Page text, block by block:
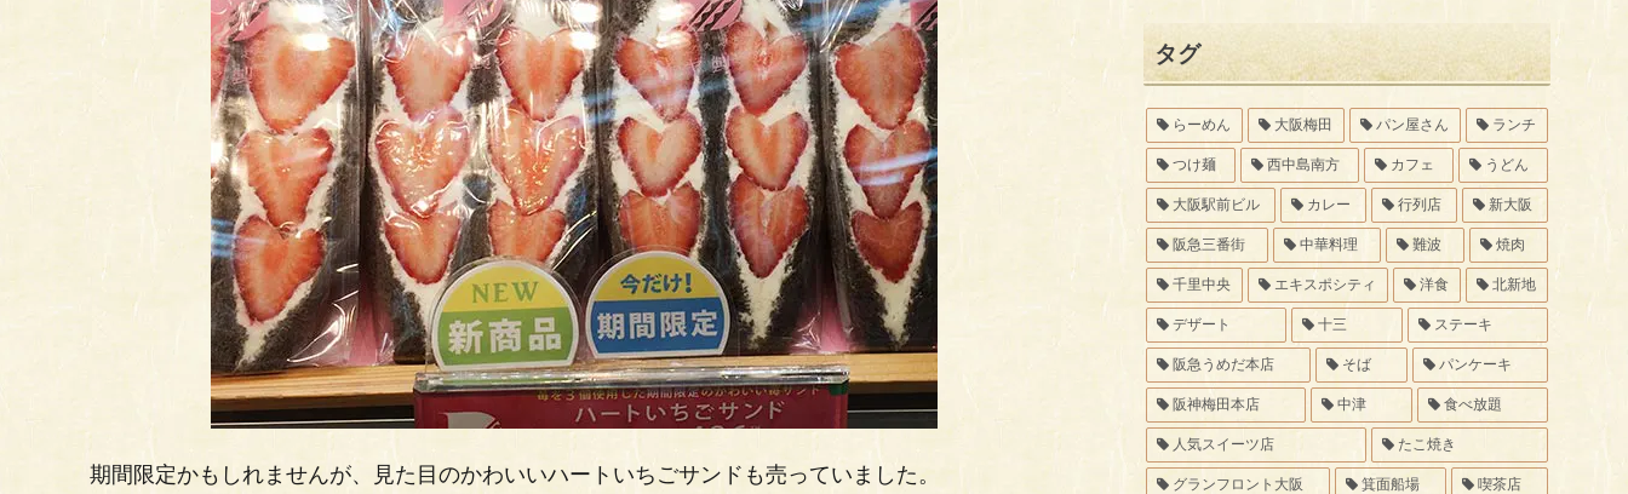
期間限定かもしれませんが、見た目のかわいいハートいちごサンドも売っていました。
タグ
らーめん 大阪梅田 パン屋さん ランチ
つけ麺 西中島南方 カフェ うどん
大阪駅前ビル カレー 行列店 新大阪
阪急三番街 中華料理 難波 焼肉
千里中央 エキスポシティ 洋食 北新地
デザート 十三 ステーキ
阪急うめだ本店 そば パンケーキ
阪神梅田本店 中津 食べ放題
人気スイーツ店 たこ焼き
グランフロント大阪 箕面船場 喫茶店